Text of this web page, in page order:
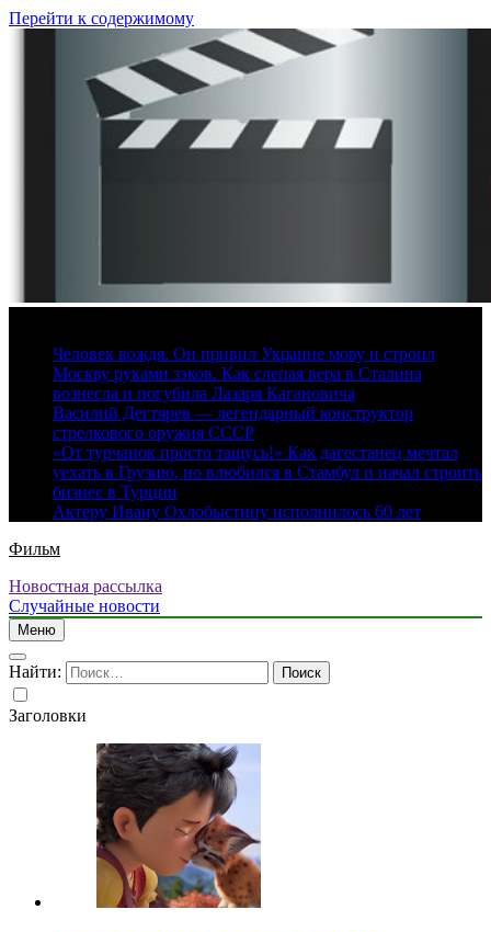
Перейти к содержимому
Человек вождя. Он привил Украине мову и строил
Москву руками зэков. Как слепая вера в Сталина
вознесла и погубила Лазаря Кагановича
Василий Дегтярев — легендарный конструктор
стрелкового оружия СССР
«От турчанок просто тащусь!» Как дагестанец мечтал
уехать в Грузию, но влюбился в Стамбул и начал строить
бизнес в Турции
Актеру Ивану Охлобыстину исполнилось 60 лет
Фильм
Новостная рассылка
Случайные новости
Меню
Найти:
Заголовки